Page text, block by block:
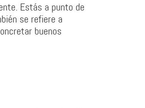
Estás a punto de
se refiere a
buenos